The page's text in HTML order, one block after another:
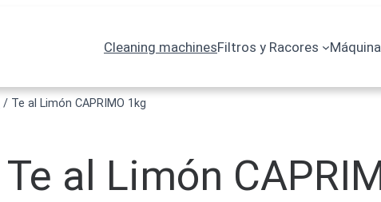
Cleaning machinesFiltros y Racores
/ Te al Limón CAPRIMO 1kg
Te al Limón